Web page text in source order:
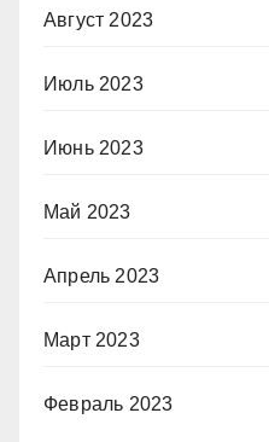
Август 2023
Июль 2023
Июнь 2023
Май 2023
Апрель 2023
Март 2023
Февраль 2023